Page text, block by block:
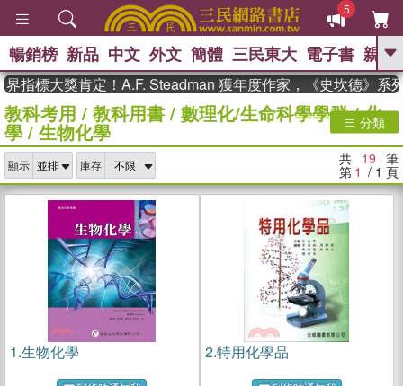
5
GO
熱搜： 東野圭吾 、 高希均教授回憶錄
、 、 、 如果歷
史是一群喵 、 暑期推薦 、 國際布克
台灣的李
登輝時代 、 數學女孩：黎曼猜想 、
暢銷榜 新品 中文 外文 簡體 三民東大 電子書 親子
標大獎肯定！A.F. Steadman 獲年度作家，《史坎德》系列帶
教科考用 / 教科用書/ 數理化/生命科學學群/化
學/生物化學 分類
顯示 庫存 共 19 筆
第 1 / 1 頁
1.生物化學 2.特用化學品